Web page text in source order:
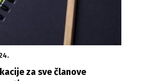
za sve članove